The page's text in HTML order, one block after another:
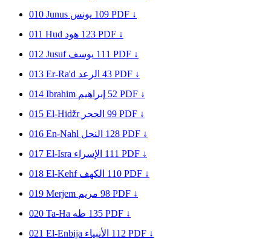
010 Junus يونس 109 PDF ↓
011 Hud هود 123 PDF ↓
012 Jusuf يوسف 111 PDF ↓
013 Er-Ra'd الرعد 43 PDF ↓
014 Ibrahim إبراهيم 52 PDF ↓
015 El-Hidžr الحجر 99 PDF ↓
016 En-Nahl النحل 128 PDF ↓
017 El-Isra الإسراء 111 PDF ↓
018 El-Kehf الكهف 110 PDF ↓
019 Merjem مريم 98 PDF ↓
020 Ta-Ha طه 135 PDF ↓
021 El-Enbija الأنبياء 112 PDF ↓